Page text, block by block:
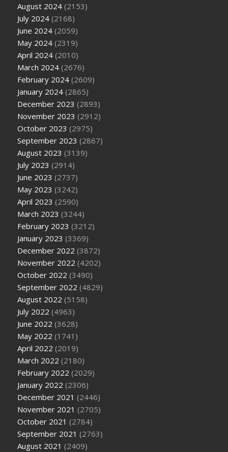
August 2024 (2153)
July 2024 (2168)
June 2024 (2059)
May 2024 (2319)
April 2024 (2010)
March 2024 (2676)
February 2024 (2609)
January 2024 (2865)
December 2023 (2893)
November 2023 (2912)
October 2023 (2975)
September 2023 (2867)
August 2023 (3139)
July 2023 (2914)
June 2023 (2737)
May 2023 (3242)
April 2023 (2590)
March 2023 (3244)
February 2023 (3212)
January 2023 (3369)
December 2022 (3872)
November 2022 (4202)
October 2022 (3490)
September 2022 (4829)
August 2022 (5158)
July 2022 (4963)
June 2022 (3628)
May 2022 (1741)
April 2022 (2019)
March 2022 (2180)
February 2022 (2029)
January 2022 (2306)
December 2021 (2446)
November 2021 (2705)
October 2021 (2784)
September 2021 (2763)
August 2021 (2409)